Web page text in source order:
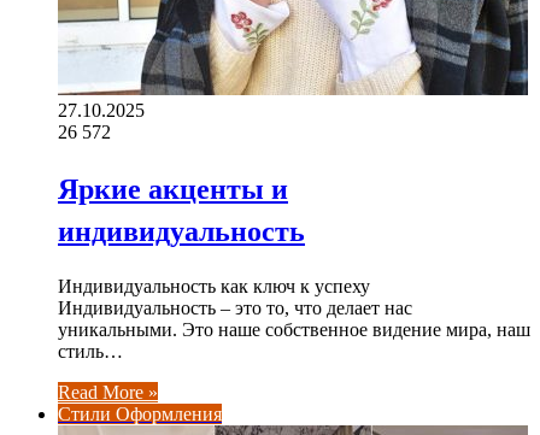
27.10.2025
26 572
Яркие акценты и
индивидуальность
Индивидуальность как ключ к успеху
Индивидуальность – это то, что делает нас
уникальными. Это наше собственное видение мира, наш
стиль…
Read More »
Стили Оформления